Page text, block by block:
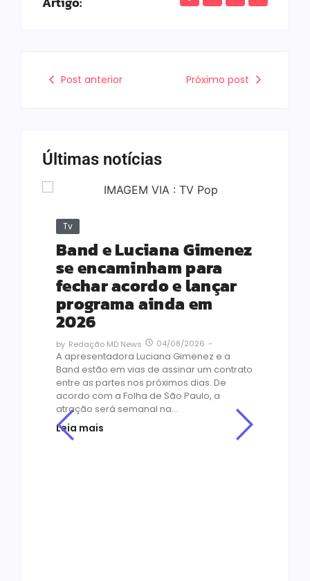
Post anterior Próximo post
Últimas notícias
Tv
Band e Luciana Gimenez
se encaminham para
fechar acordo e lançar
programa ainda em
2026
by Redação MD News 04/08/2026 -
A apresentadora Luciana Gimenez e a
Band estão em vias de assinar um contrato
entre as partes nos próximos dias. De
acordo com a Folha de São Paulo, a
atração será semanal na...
Leia mais